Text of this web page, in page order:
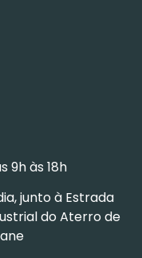
9h às 18h
junto à Estrada
do Aterro de